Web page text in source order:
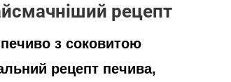
рецепт
з соковитою
рецепт печива,